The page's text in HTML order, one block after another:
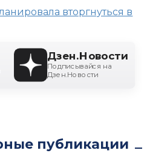
вторгнуться в
Дзен.Новости
Подписывайся на
Дзен.Новости
публикации